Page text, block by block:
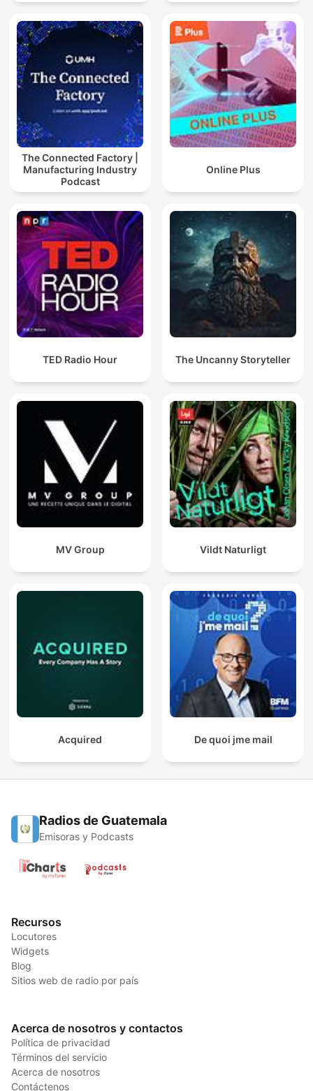
The Connected Factory |
Manufacturing Industry
Podcast
Online Plus
TED Radio Hour The Uncanny Storyteller
MV Group Vildt Naturligt
Acquired De quoi jme mail
Radios de Guatemala
Emisoras y Podcasts
Recursos
Locutores
Widgets
Blog
Sitios web de radio por país
Acerca de nosotros y contactos
Política de privacidad
Términos del servicio
Acerca de nosotros
Contáctenos